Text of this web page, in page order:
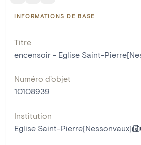
INFORMATIONS DE BASE
Titre
encensoir - Eglise Saint-
Numéro d'objet
10108939
Institution
Eglise Saint-Pierre[Nessonvaux]